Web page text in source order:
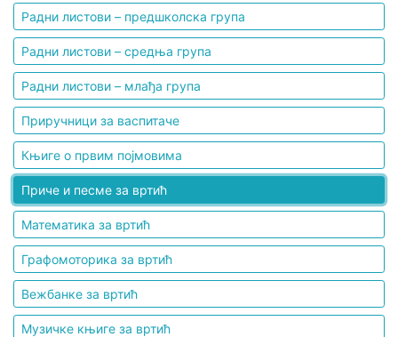
Блог
Latinica
Мој
налог
Радни листови – предшколска група
Радни листови – средња група
Радни листови – млађа група
Приручници за васпитаче
Књиге о првим појмовима
Приче и песме за вртић
Математика за вртић
Графомоторика за вртић
Вежбанке за вртић
Музичке књиге за вртић